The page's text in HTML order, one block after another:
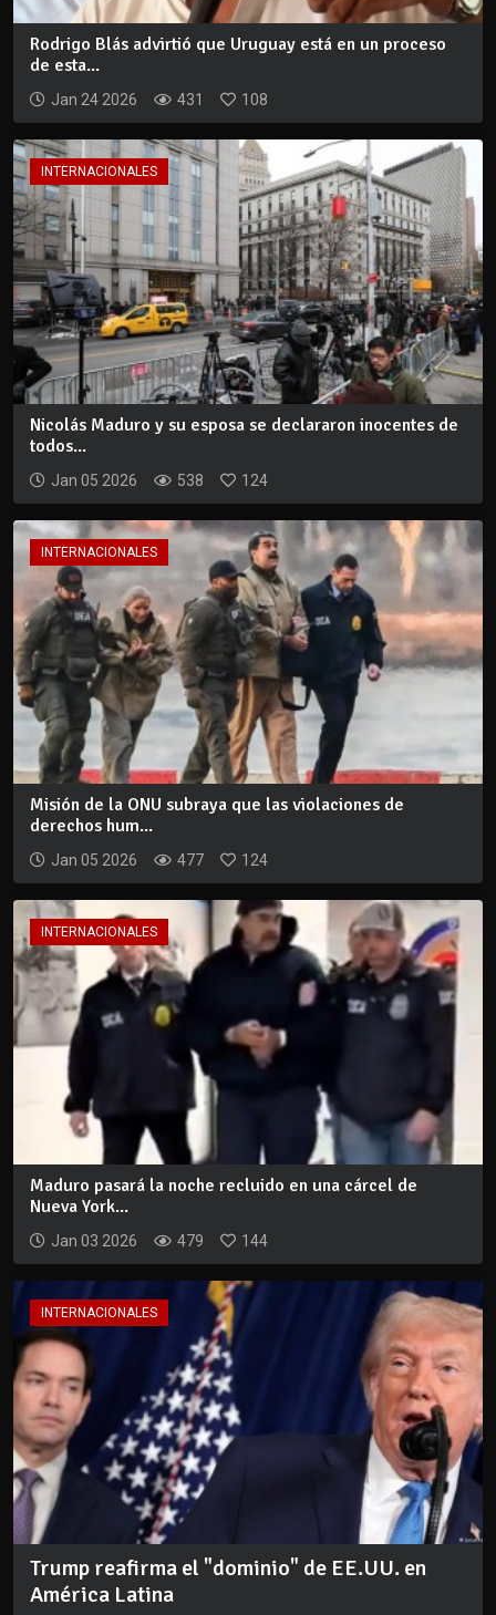
Rodrigo Blás advirtió que Uruguay está en un proceso
de esta...
Jan 24 2026 431 108
INTERNACIONALES
Nicolás Maduro y su esposa se declararon inocentes de
todos...
Jan 05 2026 538 124
INTERNACIONALES
Misión de la ONU subraya que las violaciones de
derechos hum...
Jan 05 2026 477 124
INTERNACIONALES
Maduro pasará la noche recluido en una cárcel de
Nueva York...
Jan 03 2026 479 144
INTERNACIONALES
Trump reafirma el "dominio" de EE.UU. en
América Latina